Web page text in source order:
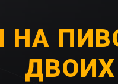
НА
ДВОИХ